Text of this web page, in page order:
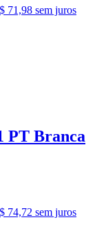
71,98 sem juros
PT Branca
74,72 sem juros